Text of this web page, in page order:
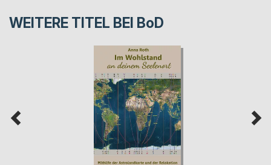
WEITERE TITEL BEI BoD